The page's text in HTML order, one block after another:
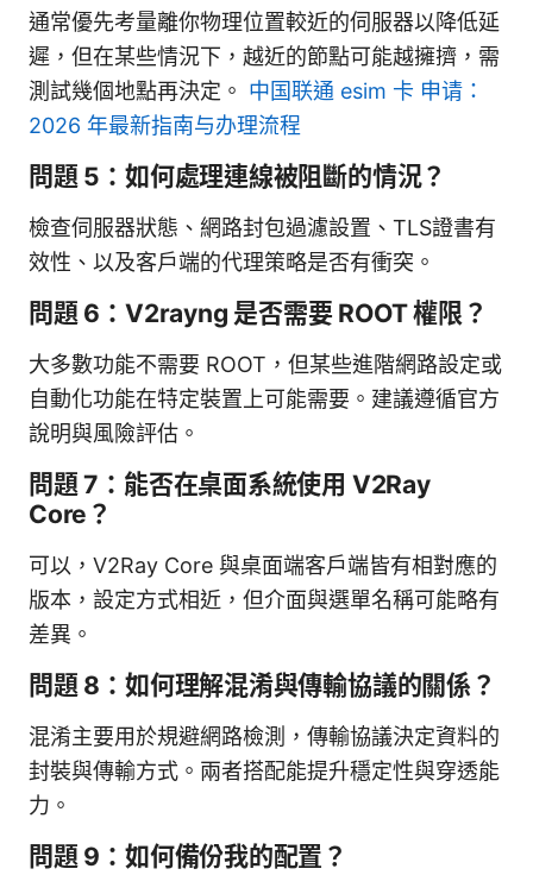
通常優先考量離你物理位置較近的伺服器以降低延
遲，但在某些情況下，越近的節點可能越擁擠，需
測試幾個地點再決定。 中国联通 esim 卡 申请：
2026 年最新指南与办理流程
問題 5：如何處理連線被阻斷的情況？
檢查伺服器狀態、網路封包過濾設置、TLS證書有
效性、以及客戶端的代理策略是否有衝突。
問題 6：V2rayng 是否需要 ROOT 權限？
大多數功能不需要 ROOT，但某些進階網路設定或
自動化功能在特定裝置上可能需要。建議遵循官方
說明與風險評估。
問題 7：能否在桌面系統使用 V2Ray
Core？
可以，V2Ray Core 與桌面端客戶端皆有相對應的
版本，設定方式相近，但介面與選單名稱可能略有
差異。
問題 8：如何理解混淆與傳輸協議的關係？
混淆主要用於規避網路檢測，傳輸協議決定資料的
封裝與傳輸方式。兩者搭配能提升穩定性與穿透能
力。
問題 9：如何備份我的配置？